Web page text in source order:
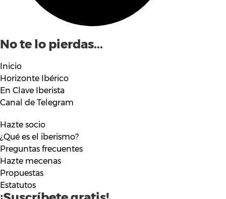
No te lo pierdas...
Inicio
Horizonte Ibérico
En Clave Iberista
Canal de Telegram
Hazte socio
¿Qué es el iberismo?
Preguntas frecuentes
Hazte mecenas
Propuestas
Estatutos